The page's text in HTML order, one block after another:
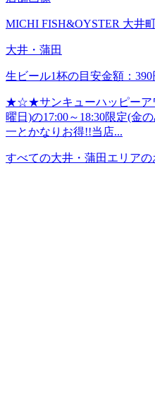
MICHI FISH&OYSTER 大井
大井・蒲田
生ビール1杯の目安金額：390
★☆★サンキューハッピー
曜日)の17:00～18:30限定(金
一とかなりお得!!当店...
すべての大井・蒲田エリアの